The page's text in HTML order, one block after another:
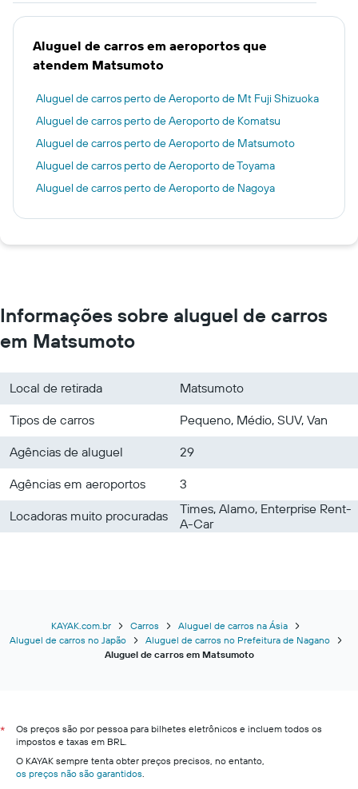
Aluguel de carros em aeroportos que
atendem Matsumoto
Aluguel de carros perto de Aeroporto de Mt Fuji Shizuoka
Aluguel de carros perto de Aeroporto de Komatsu
Aluguel de carros perto de Aeroporto de Matsumoto
Aluguel de carros perto de Aeroporto de Toyama
Aluguel de carros perto de Aeroporto de Nagoya
Informações sobre aluguel de carros
em Matsumoto
Local de retirada
Matsumoto
Tipos de carros
Pequeno, Médio, SUV, Van
Agências de aluguel
29
Agências em aeroportos
3
Locadoras muito procuradas
Times, Alamo, Enterprise Rent-
A-Car
KAYAK.com.br Carros
Aluguel de carros na Ásia
Aluguel de carros no Japão
Aluguel de carros no Prefeitura de Nagano
Aluguel de carros em Matsumoto
*
Os preços são por pessoa para bilhetes eletrônicos e incluem todos os
impostos e taxas em BRL.
O KAYAK sempre tenta obter preços precisos, no entanto,
os preços não são garantidos.